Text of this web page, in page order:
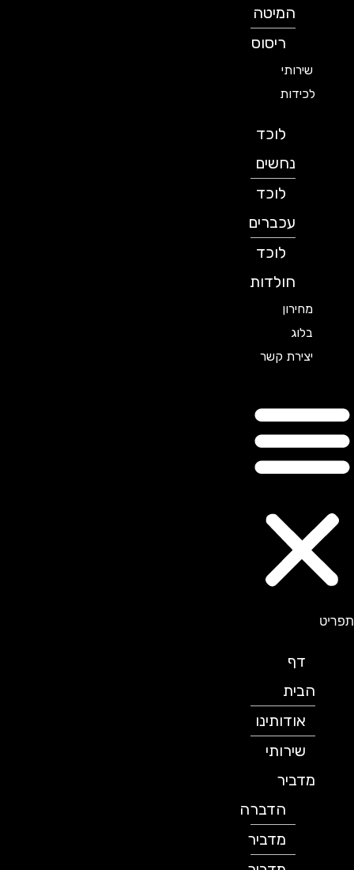
המיטה
ריסוס
שירותי
לכידות
לוכד
נחשים
לוכד
עכברים
לוכד
חולדות
מחירון
בלוג
יצירת קשר
תפריט
דף
הבית
אודותינו
שירותי
מדביר
הדברה
מדביר